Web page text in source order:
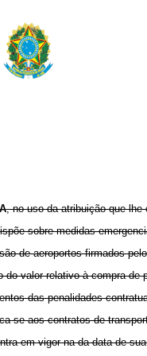
, no uso da atribuição que
sobre medidas
de aeroportos firmados
valor relativo à compra
das penalidades
se aos contratos de
em vigor na da data de